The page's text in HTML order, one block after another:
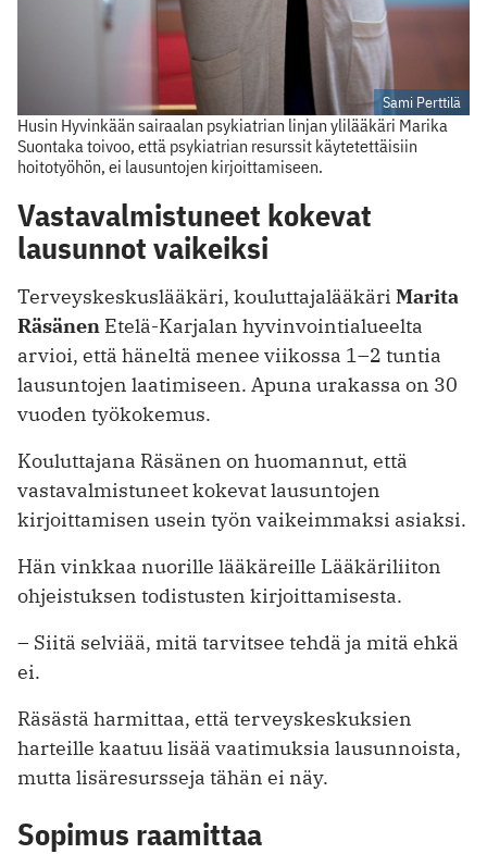
Sami Perttilä
Husin Hyvinkään sairaalan psykiatrian linjan ylilääkäri Marika
Suontaka toivoo, että psykiatrian resurssit käytetettäisiin
hoitotyöhön, ei lausuntojen kirjoittamiseen.
Vastavalmistuneet kokevat
lausunnot vaikeiksi
Terveyskeskuslääkäri, kouluttajalääkäri Marita
Räsänen Etelä-Karjalan hyvinvointialueelta
arvioi, että häneltä menee viikossa 1–2 tuntia
lausuntojen laatimiseen. Apuna urakassa on 30
vuoden työkokemus.
Kouluttajana Räsänen on huomannut, että
vastavalmistuneet kokevat lausuntojen
kirjoittamisen usein työn vaikeimmaksi asiaksi.
Hän vinkkaa nuorille lääkäreille Lääkäriliiton
ohjeistuksen todistusten kirjoittamisesta.
– Siitä selviää, mitä tarvitsee tehdä ja mitä ehkä
ei.
Räsästä harmittaa, että terveyskeskuksien
harteille kaatuu lisää vaatimuksia lausunnoista,
mutta lisäresursseja tähän ei näy.
Sopimus raamittaa